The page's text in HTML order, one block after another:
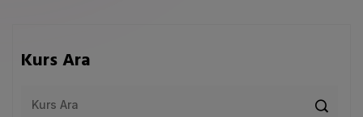
Kurs Ara